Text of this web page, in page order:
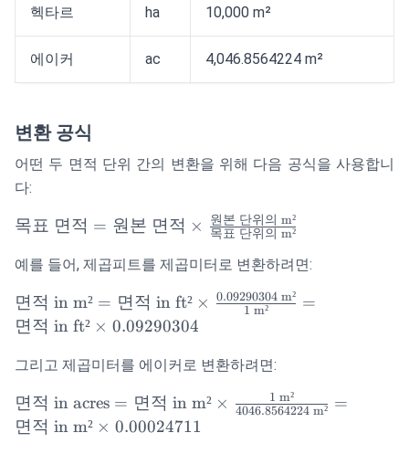
헥타르 ha 10,000 m²
에이커 ac 4,046.8564224 m²
변환 공식
어떤 두 면적 단위 간의 변환을 위해 다음 공식을 사용합니
다:
\text{목표 면
\text{원본 면
\frac{\text{원
본 단위의
{\text{목표
단위의 m²}}
목표 면적 = 원본 면적 × 목표 단위의 m²
원본 단위의 m²
예를 들어, 제곱피트를 제곱미터로 변환하려면:
\text{면적 in
m²} = \text{면
\frac{0.09290304
\text{ m²}} =
\text{면적 in ft²}
면적 in m² = 면적 in ft² × 1 m²
0.09290304m² =
면적 in ft² × 0.09290304
그리고 제곱미터를 에이커로 변환하려면:
\text{면적 in
acres} =
면적 in acres = 면적 in m² × 4046.8564224m²
1 m²
=
면적 in m² × 0.00024711